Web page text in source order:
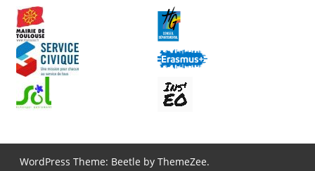
WordPress Theme: Beetle by ThemeZee.